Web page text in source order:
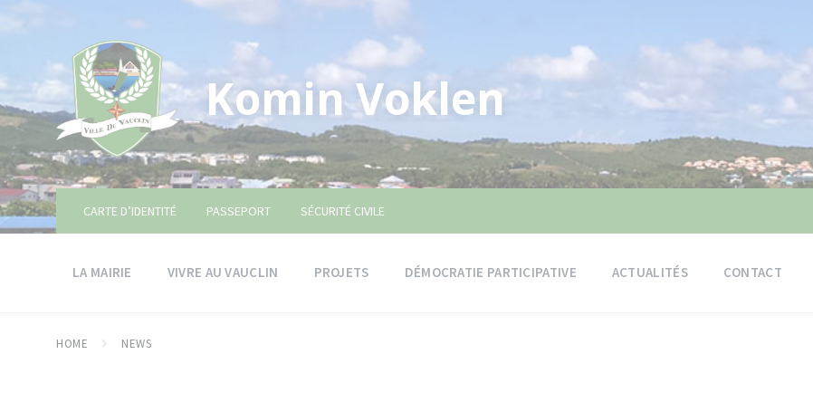
Komin Voklen
CARTE D’IDENTITÉ PASSEPORT SÉCURITÉ CIVILE
LA MAIRIE VIVRE AU VAUCLIN PROJETS DÉMOCRATIE PARTICIPATIVE ACTUALITÉS CONTACT
HOME NEWS